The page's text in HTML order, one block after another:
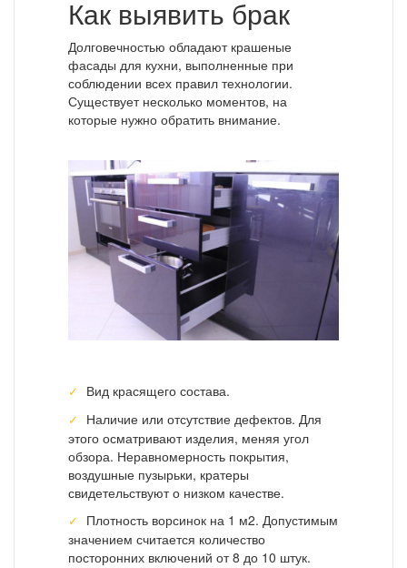
Как выявить брак
Долговечностью обладают крашеные
фасады для кухни, выполненные при
соблюдении всех правил технологии.
Существует несколько моментов, на
которые нужно обратить внимание.
Вид красящего состава.
Наличие или отсутствие дефектов. Для
этого осматривают изделия, меняя угол
обзора. Неравномерность покрытия,
воздушные пузырьки, кратеры
свидетельствуют о низком качестве.
Плотность ворсинок на 1 м2. Допустимым
значением считается количество
посторонних включений от 8 до 10 штук.